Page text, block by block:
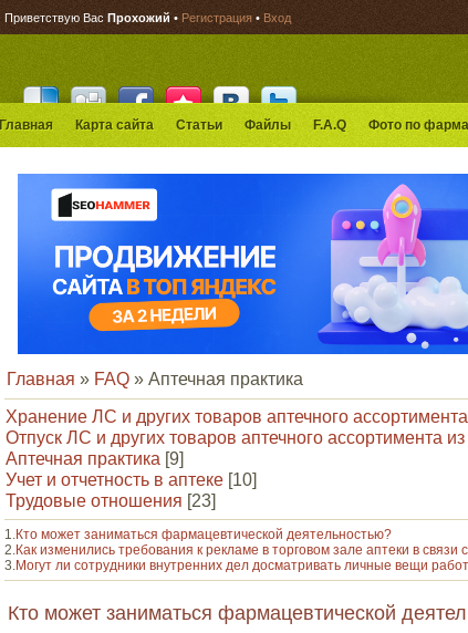
Приветствую Вас Прохожий • Регистрация • Вход
Главная Карта сайта Статьи Файлы F.A.Q Фото по
Главная » FAQ » Аптечная практика
Хранение ЛС и других товаров аптечного ассортимента
Отпуск ЛС и других товаров аптечного ассортимента из
Аптечная практика [9]
Учет и отчетность в аптеке [10]
Трудовые отношения [23]
1. Кто может заниматься фармацевтической деятельностью?
2. Как изменились требования к рекламе в торговом зале аптеки в
3. Могут ли сотрудники внутренних дел досматривать личные вещи
Кто может заниматься фармацевтической